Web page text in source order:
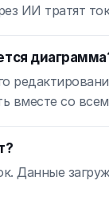
ИИ тратят
вместе со
Данные